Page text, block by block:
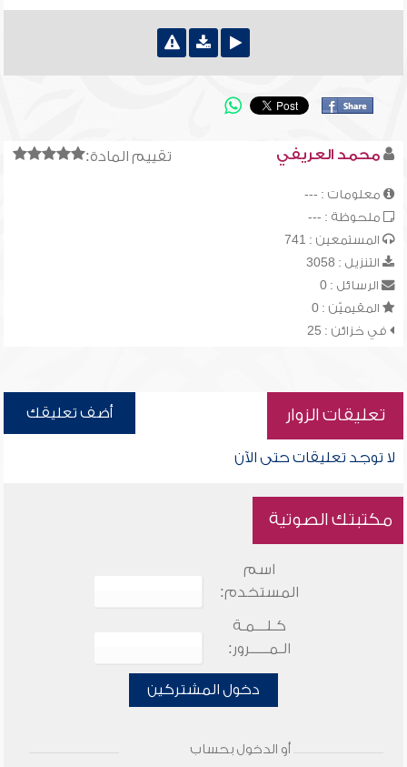
تقييم المادة: محمد العريفي
معلومات : ---
ملحوظة : ---
المستمعين : 741
التنزيل : 3058
الرسائل : 0
المقيميّن : 0
في خزائن : 25
تعليقات الزوار أضف تعليقك
لا توجد تعليقات حتى الآن
مكتبتك الصوتية
اسم
المستخدم:
كـلـــمـة
الـمـــــرور:
دخول المشتركين
أو الدخول بحساب